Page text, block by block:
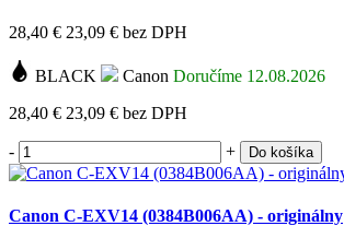
28,40 € 23,09 € bez DPH
BLACK Canon Doručíme 12.08.2026
28,40 € 23,09 € bez DPH
- + Do košíka
Canon C-EXV14 (0384B006AA) - originálny